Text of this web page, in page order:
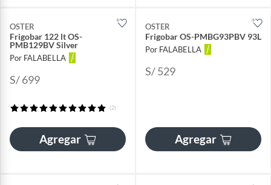
OSTER
Frigobar 122 lt OS-
PMB129BV Silver
Por FALABELLA
S/ 699
(2)
Agregar
OSTER
Frigobar OS-PMBG93PBV 93L
Por FALABELLA
S/ 529
Agregar